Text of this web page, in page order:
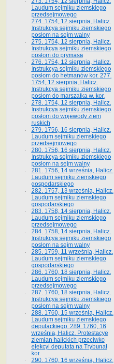
Laudum sejmiku ziemskiego
przedsejmowego
274. 1754, 12 sierpnia, Halicz.
Instrukcya sejmiku ziemskiego
posłom na sejm walny
275. 1754, 12 sierpnia, Halicz.
Instrukcya sejmiku ziemskiego
posłom do prymasa
276. 1754, 12 sierpnia, Halicz.
Instrukcya sejmiku ziemskiego
posłom do hetmanów kor. 277.
1754, 12 sierpnia, Halicz.
Instrukcya sejmiku ziemskiego
posłom do marszałka w. kor.
278. 1754, 12 sierpnia, Halicz.
Instrukcya sejmiku ziemskiego
posłom do wojewody ziem
ruskich
279. 1756, 16 sierpnia, Halicz.
Laudum sejmiku ziemskiego
przedsejmowego
280. 1756, 16 sierpnia, Halicz.
Instrukcya sejmiku ziemskiego
posłom na sejm walny
281. 1756, 14 września, Halicz.
Laudum sejmiku ziemskiego
gospodarskiego
282. 1757, 13 września, Halicz.
Laudum sejmiku ziemskiego
gospodarskiego
283. 1758, 14 sierpnia, Halicz.
Laudum sejmiku ziemskiego
przedsejmowego
284. 1758, 14 sierpnia, Halicz.
Instrukcya sejmiku ziemskiego
posłom na sejm walny
285. 1759, 11 września, Halicz.
Laudum sejmiku ziemskiego
gospodarskiego
286. 1760, 18 sierpnia, Halicz.
Laudum sejmiku ziemskiego
przedsejmowego
287. 1760, 18 sierpnia, Halicz.
Instrukcya sejmiku ziemskiego
posłom na sejm walny
288. 1760, 15 września, Halicz.
Laudum sejmiku ziemskiego
deputackiego. 289. 1760, 16
września, Halicz. Protestacye
ziemian halickich przeciwko
elekcyi deputata na Trybunał
kor.
290. 1760, 16 września, Halicz.